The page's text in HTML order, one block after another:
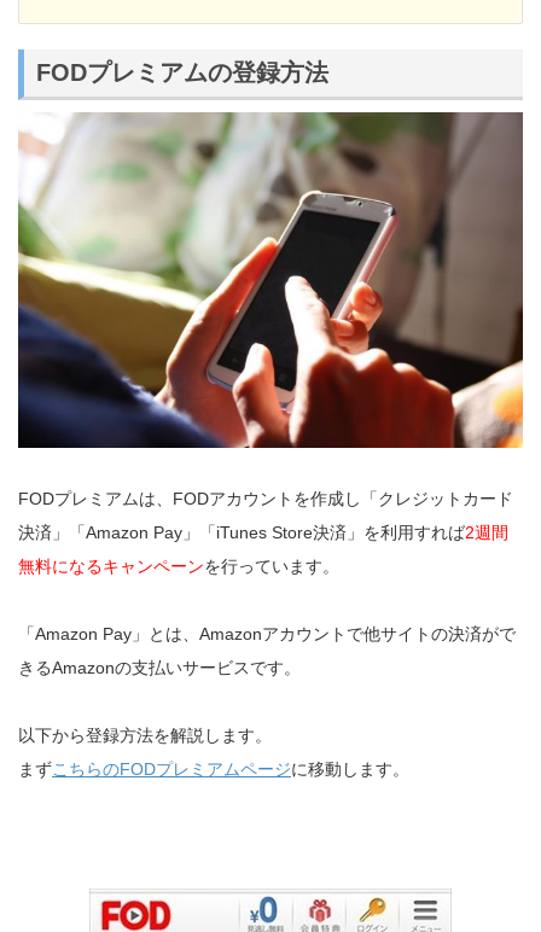
FODプレミアムの登録方法
FODプレミアムは、FODアカウントを作成し「クレジットカード
決済」「Amazon Pay」「iTunes Store決済」を利用すれば2週間
無料になるキャンペーンを行っています。
「Amazon Pay」とは、Amazonアカウントで他サイトの決済がで
きるAmazonの支払いサービスです。
以下から登録方法を解説します。
まずこちらのFODプレミアムページに移動します。